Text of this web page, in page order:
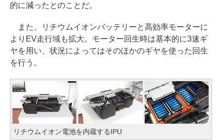
的に減ったとのことだ。
また、リチウムイオンバッテリーと高効率モーターに
よりEV走行域も拡大。モーター回生時は基本的に3速ギ
ヤを用い、状況によってはそのほかのギヤを使った回生
を行う。
リチウムイオン電池を内蔵するIPU